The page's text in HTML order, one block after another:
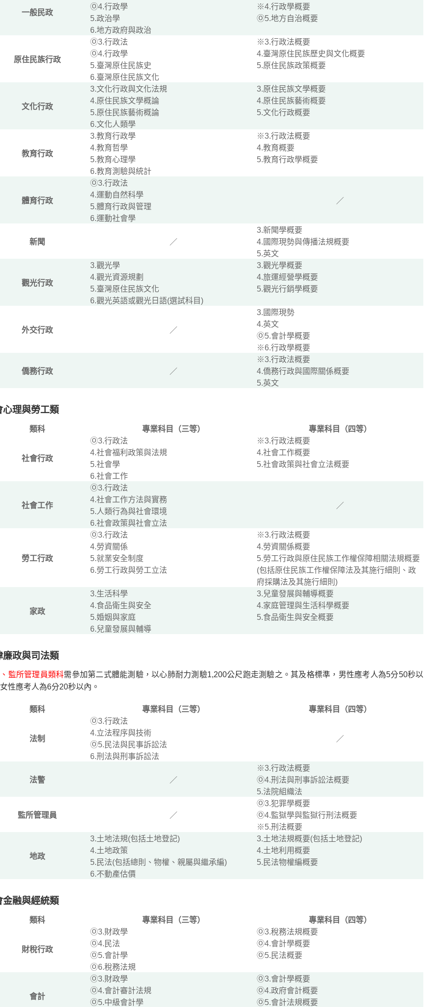
一般民政
Ⓞ4.行政學
5.政治學
6.地方政府與政治
※4.行政學概要
Ⓞ5.地方自治概要
原住民族行政
Ⓞ3.行政法
Ⓞ4.行政學
5.臺灣原住民族史
6.臺灣原住民族文化
※3.行政法概要
4.臺灣原住民族歷史與文化概要
5.原住民族政策概要
文化行政
3.文化行政與文化法規
4.原住民族文學概論
5.原住民族藝術概論
6.文化人類學
3.原住民族文學概要
4.原住民族藝術概要
5.文化行政概要
教育行政
3.教育行政學
4.教育哲學
5.教育心理學
6.教育測驗與統計
※3.行政法概要
4.教育概要
5.教育行政學概要
體育行政
Ⓞ3.行政法
4.運動自然科學
5.體育行政與管理
6.運動社會學
／
新聞 ／
3.新聞學概要
4.國際現勢與傳播法規概要
5.英文
觀光行政
3.觀光學
4.觀光資源規劃
5.臺灣原住民族文化
6.觀光英語或觀光日語(選試科目)
3.觀光學概要
4.旅運經營學概要
5.觀光行銷學概要
外交行政 ／
3.國際現勢
4.英文
Ⓞ5.會計學概要
※6.行政學概要
僑務行政 ／
※3.行政法概要
4.僑務行政與國際關係概要
5.英文
心理與勞工類
類科 專業科目（三等） 專業科目（四等）
社會行政
Ⓞ3.行政法
4.社會福利政策與法規
5.社會學
6.社會工作
※3.行政法概要
4.社會工作概要
5.社會政策與社會立法概要
社會工作
Ⓞ3.行政法
4.社會工作方法與實務
5.人類行為與社會環境
6.社會政策與社會立法
／
勞工行政
Ⓞ3.行政法
4.勞資關係
5.就業安全制度
6.勞工行政與勞工立法
※3.行政法概要
4.勞資關係概要
5.勞工行政與原住民族工作權保障相關法規概要
(包括原住民族工作權保障法及其施行細則、政
府採購法及其施行細則)
家政
3.生活科學
4.食品衛生與安全
5.婚姻與家庭
6.兒童發展與輔導
3.兒童發展與輔導概要
4.家庭管理與生活科學概要
5.食品衛生與安全概要
廉政與司法類
監所管理員類科需參加第二式體能測驗，以心肺耐力測驗1,200公尺跑走測驗之。其及格標準，男性應考人為5分50秒以
性應考人為6分20秒以內。
類科 專業科目（三等） 專業科目（四等）
法制
Ⓞ3.行政法
4.立法程序與技術
Ⓞ5.民法與民事訴訟法
6.刑法與刑事訴訟法
／
法警 ／
※3.行政法概要
Ⓞ4.刑法與刑事訴訟法概要
5.法院組織法
監所管理員 ／
Ⓞ3.犯罪學概要
Ⓞ4.監獄學與監獄行刑法概要
※5.刑法概要
地政
3.土地法規(包括土地登記)
4.土地政策
5.民法(包括總則、物權、親屬與繼承編)
6.不動產估價
3.土地法規概要(包括土地登記)
4.土地利用概要
5.民法物權編概要
金融與經統類
類科 專業科目（三等） 專業科目（四等）
財稅行政
Ⓞ3.財政學
Ⓞ4.民法
Ⓞ5.會計學
Ⓞ6.稅務法規
Ⓞ3.稅務法規概要
Ⓞ4.會計學概要
Ⓞ5.民法概要
會計
Ⓞ3.財政學
Ⓞ4.會計審計法規
Ⓞ5.中級會計學
Ⓞ3.會計學概要
Ⓞ4.政府會計概要
Ⓞ5.會計法規概要